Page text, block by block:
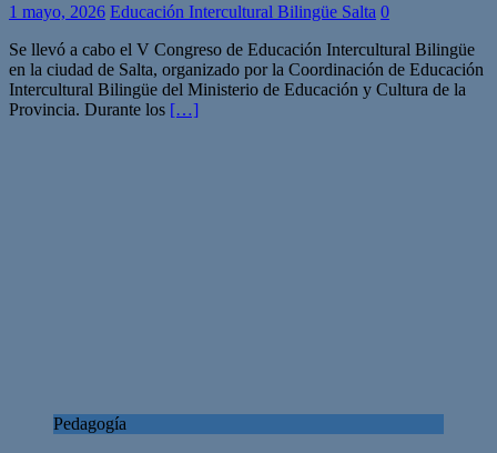
1 mayo, 2026 Educación Intercultural Bilingüe Salta 0
Se llevó a cabo el V Congreso de Educación Intercultural Bilingüe
en la ciudad de Salta, organizado por la Coordinación de Educación
Intercultural Bilingüe del Ministerio de Educación y Cultura de la
Provincia. Durante los […]
Pedagogía